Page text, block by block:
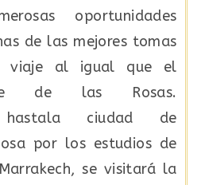
oportunidades
de las mejores tomas
viaje al igual que el
de las Rosas.
hastala ciudad de
por los estudios de
se visitará la